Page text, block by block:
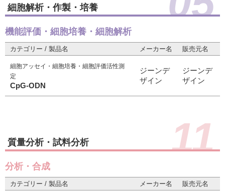
細胞解析・作製・培養
機能評価・細胞培養・細胞解析
カテゴリー / 製品名 メーカー名 販売元名
細胞アッセイ・細胞培養・細胞評価活性測
定
CpG-ODN
ジーンデ
ザイン
ジーンデ
ザイン
質量分析・試料分析 11
分析・合成
カテゴリー / 製品名 メーカー名 販売元名